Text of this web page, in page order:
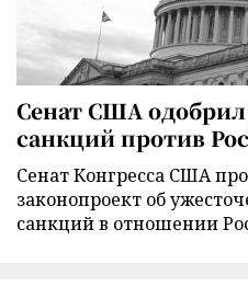
Сенат США
санкций против
Сенат Конгресса США
законопроект об
санкций в отношении